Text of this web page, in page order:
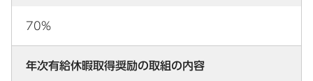
70%
年次有給休暇取得奨励の取組の内容